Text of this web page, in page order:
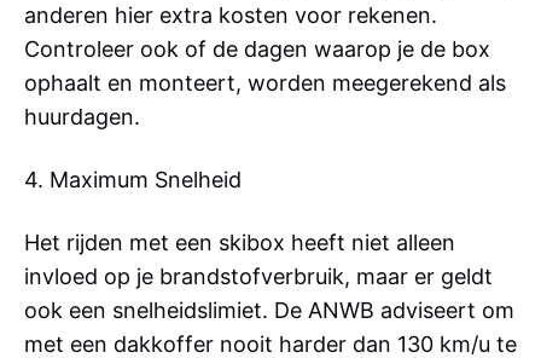
anderen hier extra kosten voor rekenen.
Controleer ook of de dagen waarop je de box
ophaalt en monteert, worden meegerekend als
huurdagen.
4. Maximum Snelheid
Het rijden met een skibox heeft niet alleen
invloed op je brandstofverbruik, maar er geldt
ook een snelheidslimiet. De ANWB adviseert om
met een dakkoffer nooit harder dan 130 km/u te